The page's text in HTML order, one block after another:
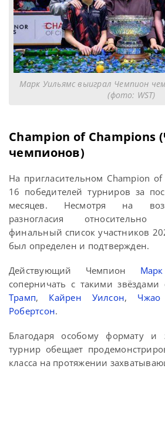
Марк Уильямс выиграл Чемпион
(фото: WST)
Champion of Champions
чемпионов)
На пригласительном Champion of
16 победителей турниров за
месяцев. Несмотря на
разногласия
финальный список участников
был определен и подтвержден.
Действующий Чемпион
соперничать с такими звёздами
Трамп, Кайрен Уилсон, Чжао
Робертсон.
Благодаря особому формату и
турнир обещает
класса на протяжении